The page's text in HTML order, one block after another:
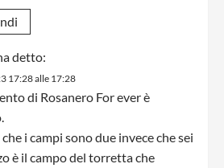
detto:
17:28 alle 17:28
di Rosanero For ever è
i campi sono due invece che sei
è il campo del torretta che